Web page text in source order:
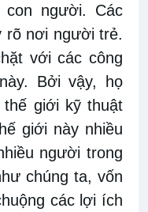
người. Các
rõ nơi người trẻ.
với các công
Bởi vậy, họ
giới kỹ thuật
giới này nhiều
người trong
chúng ta, vốn
các lợi ích